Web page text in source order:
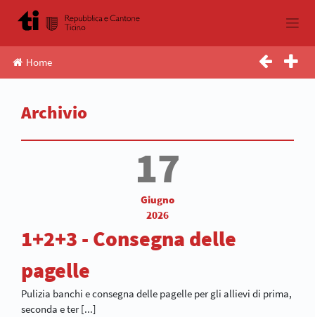
Home
Archivio
17
Giugno
2026
1+2+3 - Consegna delle
pagelle
Pulizia banchi e consegna delle pagelle per gli allievi di prima,
seconda e ter [...]